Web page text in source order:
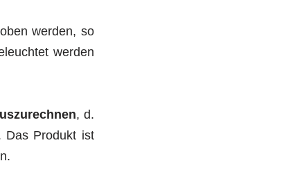
werden, so
werden
, d.
Das Produkt ist